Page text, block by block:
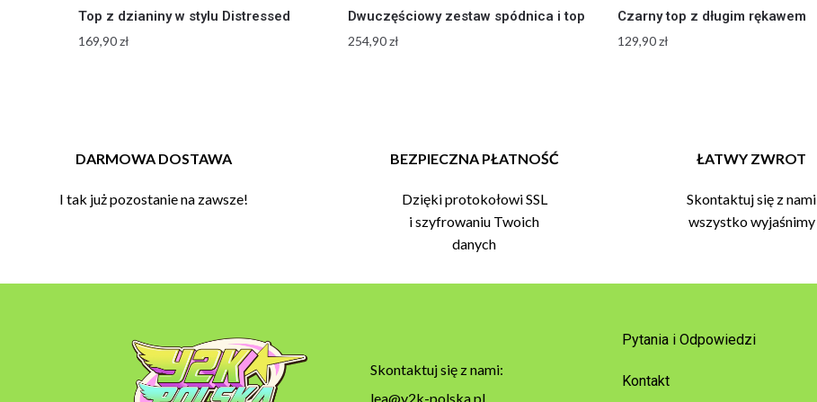
Top z dzianiny w stylu Distressed
169,90zł
Dwuczęściowy zestaw spódnica i top
254,90zł
Czarny top z długim rękawem
129,90zł
DARMOWA DOSTAWA
I tak już pozostanie na zawsze!
BEZPIECZNA PŁATNOŚĆ
Dzięki protokołowi SSL
i szyfrowaniu Twoich
danych
ŁATWY ZWROT
Skontaktuj się z nami
wszystko wyjaśnimy
Skontaktuj się z nami:
lea@y2k-polska.pl
Pytania i Odpowiedzi
Kontakt